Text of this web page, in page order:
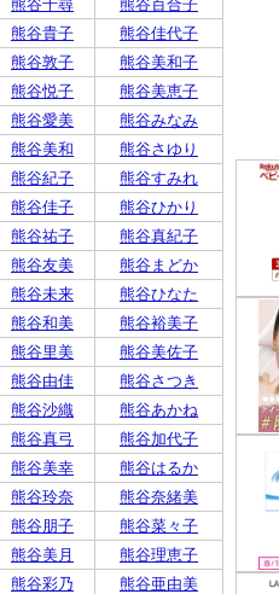
熊谷千尋
熊谷百合子
熊谷貴子
熊谷佳代子
熊谷敦子
熊谷美和子
熊谷悦子
熊谷美恵子
熊谷愛美
熊谷みなみ
熊谷美和
熊谷さゆり
熊谷紀子
熊谷すみれ
熊谷佳子
熊谷ひかり
熊谷祐子
熊谷真紀子
熊谷友美
熊谷まどか
熊谷未来
熊谷ひなた
熊谷和美
熊谷裕美子
熊谷里美
熊谷美佐子
熊谷由佳
熊谷さつき
熊谷沙織
熊谷あかね
熊谷真弓
熊谷加代子
熊谷美幸
熊谷はるか
熊谷玲奈
熊谷奈緒美
熊谷朋子
熊谷菜々子
熊谷美月
熊谷理恵子
熊谷彩乃
熊谷亜由美